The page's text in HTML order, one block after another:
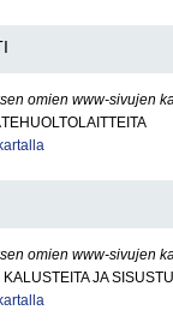
omien www-sivujen
omien www-sivujen
JA